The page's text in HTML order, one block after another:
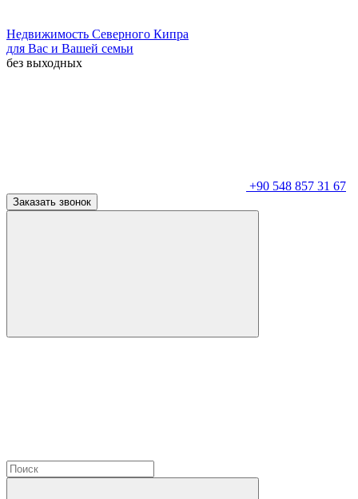
Недвижимость Северного Кипра
для Вас и Вашей семьи
без выходных
+90 548 857 31 67
Заказать звонок